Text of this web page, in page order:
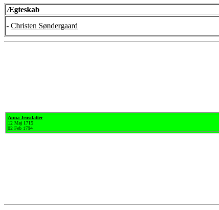
Ægteskab
- Christen Søndergaard
Anna Jensdatter
12 Maj 1715
02 Feb 1794